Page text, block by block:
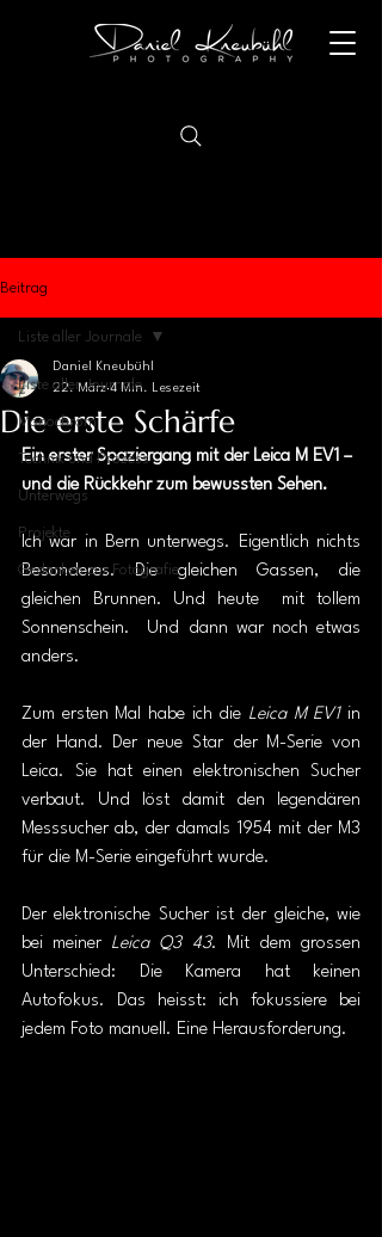
Beitrag
Liste aller Journale
Monochrom
Technik und Prozess
Unterwegs
Projekte
Gedanken zur Fotografie
Liste aller Journale
Die erste Schärfe
Daniel Kneubühl
22. März 4 Min. Lesezeit
Ein erster Spaziergang mit der Leica M EV1 –
und die Rückkehr zum bewussten Sehen.
Ich war in Bern unterwegs. Eigentlich nichts
Besonderes. Die gleichen Gassen, die
gleichen Brunnen. Und heute  mit tollem
Sonnenschein.  Und dann war noch etwas
anders.
Zum ersten Mal habe ich die Leica M EV1 in
der Hand. Der neue Star der M-Serie von
Leica. Sie hat einen elektronischen Sucher
verbaut. Und löst damit den legendären
Messsucher ab, der damals 1954 mit der M3
für die M-Serie eingeführt wurde.
Der elektronische Sucher ist der gleiche, wie
bei meiner Leica Q3 43. Mit dem grossen
Unterschied: Die Kamera hat keinen
Autofokus. Das heisst: ich fokussiere bei
jedem Foto manuell. Eine Herausforderung.